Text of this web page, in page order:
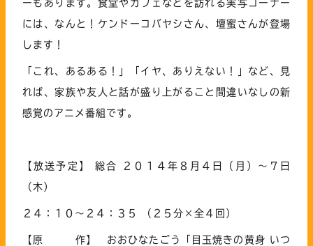
ーもあります。食堂やカフェなどを訪れる実写コーナー
には、なんと！ケンドーコバヤシさん、壇蜜さんが登場
します！
「これ、あるある！」「イヤ、ありえない！」など、見
れば、家族や友人と話が盛り上がること間違いなしの新
感覚のアニメ番組です。
【放送予定】 総合 ２０１４年８月４日（月）～７日
（木）
２４：１０～２４：３５ （２５分×全４回）
【原 作】 おおひなたごう「目玉焼きの黄身 いつ